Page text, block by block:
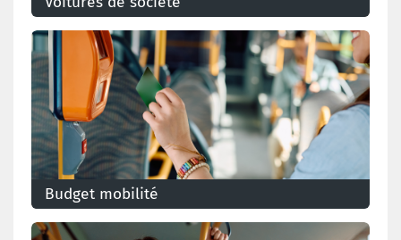
Découvrez tout ce qu'il faut savoir sur la législation
liée aux voitures de société.
Budget mobilité
Tout savoir sur la législation au sujet du budget
mobilité